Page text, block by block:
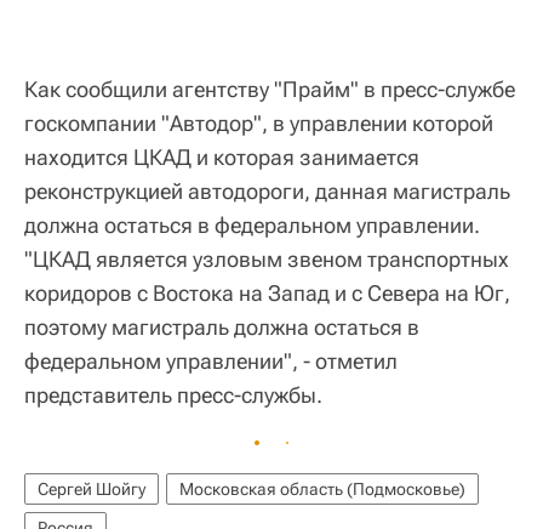
Как сообщили агентству "Прайм" в пресс-службе
госкомпании "Автодор", в управлении которой
находится ЦКАД и которая занимается
реконструкцией автодороги, данная магистраль
должна остаться в федеральном управлении.
"ЦКАД является узловым звеном транспортных
коридоров с Востока на Запад и с Севера на Юг,
поэтому магистраль должна остаться в
федеральном управлении", - отметил
представитель пресс-службы.
Сергей Шойгу
Московская область (Подмосковье)